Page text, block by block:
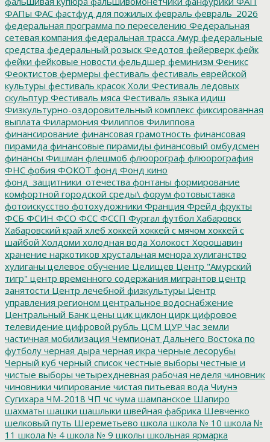
ФАПы ФАС фастфуд для пожилых февраль февраль_2026
федеральная программа по переселению Федеральная
сетевая компания федеральная трасса Амур федеральные
средства федеральный розыск Федотов фейерверк фейк
фейки фейковые новости фельдшер феминизм Феникс
Феоктистов фермеры фестиваль фестиваль еврейской
культуры фестиваль красок Холи Фестиваль ледовых
скульптур Фестиваль мяса Фестиваль языка идиш
Физкультурно-оздоровительный комплекс фиксированная
выплата Филармония Филиппов Филиппова
финансирование финансовая грамотность финансовая
пирамида финансовые пирамиды финансовый омбудсмен
финансы Фишман флешмоб флюорограф флюорография
ФНС фобия ФОКОТ фонд Фонд кино
фонд_защитники_отечества фонтаны формирование
комфортной городской среды\ форум фотовыставка
фотоискусство фотохудожники Франция Фрейд фрукты
ФСБ ФСИН ФСО ФСС ФССП Фургал футбол Хабаровск
Хабаровский край хлеб хоккей хоккей с мячом хоккей с
шайбой Холдоми холодная вода Холокост Хорошавин
хранение наркотиков хрустальная менора хулиганство
хулиганы целевое обучение Целищев Центр "Амурский
тигр" центр временного содержания мигрантов центр
занятости Центр лечебной физкультуры Центр
управления регионом центральное водоснабжение
Центральный Банк цены цик циклон цирк цифровое
телевидение цифровой рубль ЦСМ ЦУР Час земли
частичная мобилизация Чемпионат Дальнего Востока по
футболу черная дыра черная икра черные лесорубы
Черный куб черный список честные выборы честные и
чистые выборы четырехдневная рабочая неделя чиновник
чиновники чипирование чистая питьевая вода Чиунэ
Сугихара ЧМ-2018 ЧП чс чума шампанское Шапиро
шахматы шашки шашлыки швейная фабрика Шевченко
шелковый путь Шереметьево школа школа № 10 школа №
11 школа № 4 школа № 9 школы школьная ярмарка